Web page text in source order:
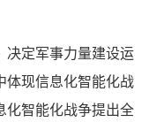
决定军事力量建设运
体现信息化智能化战
化智能化战争提出全